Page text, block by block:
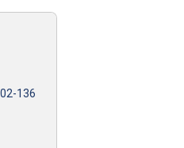
136